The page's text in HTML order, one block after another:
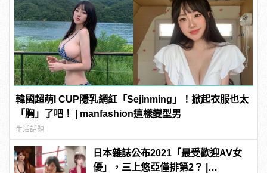
韓國超萌I CUP隱乳網紅「Sejinming」！掀起衣服也太
「胸」了吧！ | manfashion這樣變型男
生活話題
日本雜誌公布2021「最受歡迎AV女
優」，三上悠亞僅排第2？ |